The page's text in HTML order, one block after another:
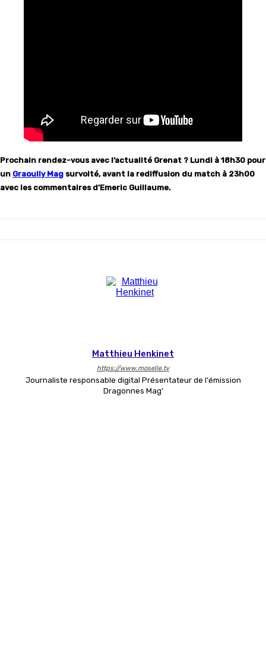
Prochain rendez-vous avec l’actualité Grenat ? Lundi à 18h30 pour
un Graoully Mag survolté, avant la rediffusion du match à 23h00
avec les commentaires d’Emeric Guillaume.
Matthieu Henkinet
https://www.moselle.tv
Journaliste responsable digital Présentateur de l'émission
Dragonnes Mag'